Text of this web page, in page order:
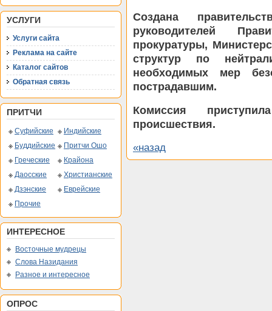
УСЛУГИ
Услуги сайта
Реклама на сайте
Каталог сайтов
Обратная связь
ПРИТЧИ
Суфийские
Индийские
Буддийские
Притчи Ошо
Греческие
Крайона
Даосские
Христианские
Дзэнские
Еврейские
Прочие
ИНТЕРЕСНОЕ
Восточные мудрецы
Слова Назидания
Разное и интересное
ОПРОС
Создана
руководителей
прокуратуры,
структур по
необходимых мер
пострадавшим.
Комиссия
происшествия.
«назад